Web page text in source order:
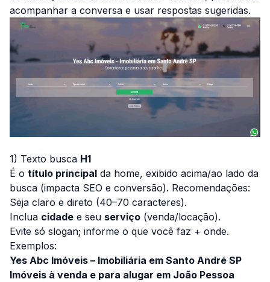
acompanhar a conversa e usar respostas sugeridas.
1) Texto busca H1
É o título principal da home, exibido acima/ao lado da
busca (impacta SEO e conversão). Recomendações:
Seja claro e direto (40–70 caracteres).
Inclua cidade e seu serviço (venda/locação).
Evite só slogan; informe o que você faz + onde.
Exemplos:
Yes Abc Imóveis – Imobiliária em Santo André SP
Imóveis à venda e para alugar em João Pessoa